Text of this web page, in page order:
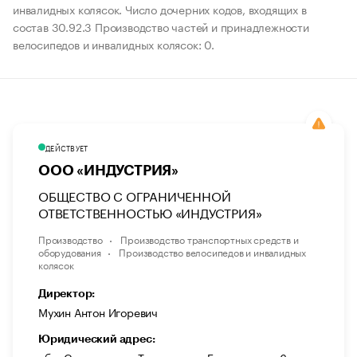
инвалидных колясок. Число дочерних кодов, входящих в
состав 30.92.3 Производство частей и принадлежности
велосипедов и инвалидных колясок: 0.
ДЕЙСТВУЕТ
ООО «ИНДУСТРИЯ»
ОБЩЕСТВО С ОГРАНИЧЕННОЙ
ОТВЕТСТВЕННОСТЬЮ «ИНДУСТРИЯ»
Производство
Производство транспортных средств и
оборудования
Производство велосипедов и инвалидных
колясок
Директор:
Мухин Антон Игоревич
Юридический адрес: